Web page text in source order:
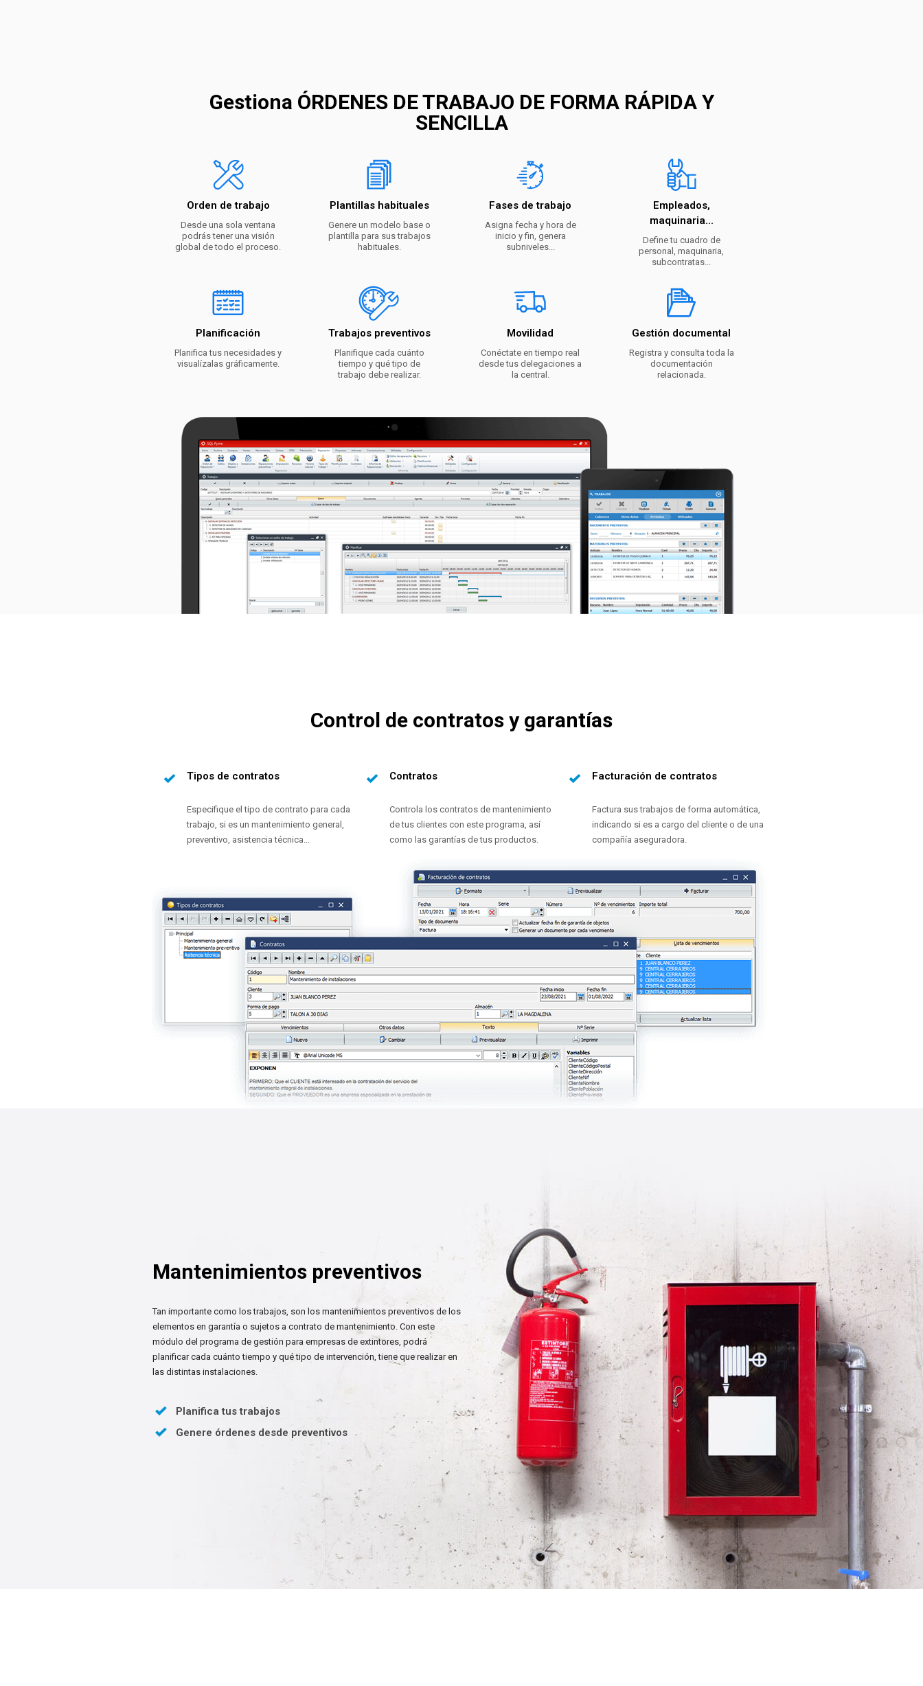
Gestiona ÓRDENES DE TRABAJO DE FORMA RÁPIDA Y
SENCILLA
Orden de trabajo
Desde una sola ventana
podrás tener una visión
global de todo el proceso.
Plantillas habituales
Genere un modelo base o
plantilla para sus trabajos
habituales.
Fases de trabajo
Asigna fecha y hora de
inicio y fin, genera
subniveles...
Empleados,
maquinaria...
Define tu cuadro de
personal, maquinaria,
subcontratas...
Planificación
Planifica tus necesidades y
visualízalas gráficamente.
Trabajos preventivos
Planifique cada cuánto
tiempo y qué tipo de
trabajo debe realizar.
Movilidad
Conéctate en tiempo real
desde tus delegaciones a
la central.
Gestión documental
Registra y consulta toda la
documentación
relacionada.
Control de contratos y garantías
Tipos de contratos
Especifique el tipo de contrato para cada
trabajo, si es un mantenimiento general,
preventivo, asistencia técnica...
Contratos
Controla los contratos de mantenimiento
de tus clientes con este programa, así
como las garantías de tus productos.
Facturación de contratos
Factura sus trabajos de forma automática,
indicando si es a cargo del cliente o de una
compañía aseguradora.
Mantenimientos preventivos
Tan importante como los trabajos, son los mantenimientos preventivos de los
elementos en garantía o sujetos a contrato de mantenimiento. Con este
módulo del programa de gestión para empresas de extintores, podrá
planificar cada cuánto tiempo y qué tipo de intervención, tiene que realizar en
las distintas instalaciones.
Planifica tus trabajos
Genere órdenes desde preventivos